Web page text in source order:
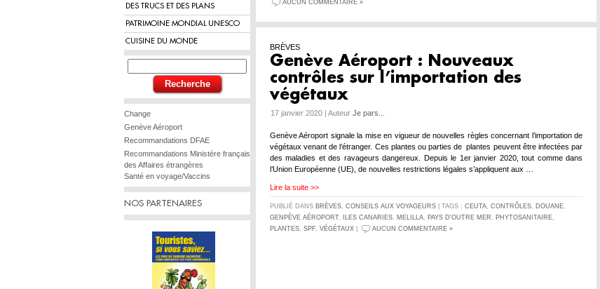
DES TRUCS ET DES PLANS
PATRIMOINE MONDIAL UNESCO
CUISINE DU MONDE
Change
Genève Aéroport
Recommandations DFAE
Recommandations Ministère français
des Affaires étrangères
Santé en voyage/Vaccins
NOS PARTENAIRES
AUCUN COMMENTAIRE »
BRÈVES
Genève Aéroport : Nouveaux
contrôles sur l’importation des
végétaux
17 janvier 2020 | Auteur Je pars...
Genève Aéroport signale la mise en vigueur de nouvelles règles concernant l’importation de
végétaux venant de l’étranger. Ces plantes ou parties de plantes peuvent être infectées par
des maladies et des ravageurs dangereux. Depuis le 1er janvier 2020, tout comme dans
l’Union Européenne (UE), de nouvelles restrictions légales s’appliquent aux …
Lire la suite >>
PUBLIÉ DANS BRÈVES, CONSEILS AUX VOYAGEURS | TAGS : CEUTA, CONTRÔLES, DOUANE,
GENPÈVE AÉROPORT, ILES CANARIES, MELILLA, PAYS D'OUTRE MER , PHYTOSANITAIRE,
PLANTES, SPF, VÉGÉTAUX AUCUN COMMENTAIRE »